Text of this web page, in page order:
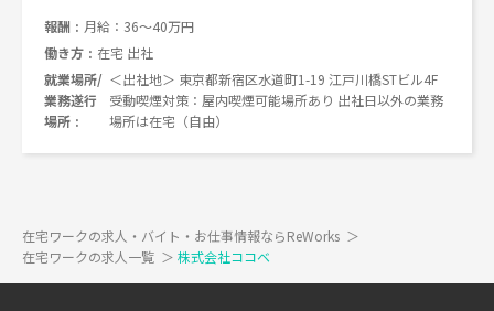
報酬
月給：36～40万円
働き方
在宅 出社
就業場所/
業務遂行
場所
＜出社地＞ 東京都新宿区水道町1-19 江戸川橋STビル4F
受動喫煙対策：屋内喫煙可能場所あり 出社日以外の業務
場所は在宅（自由）
在宅ワークの求人・バイト・お仕事情報ならReWorks ＞
在宅ワークの求人一覧 ＞ 株式会社ココベ